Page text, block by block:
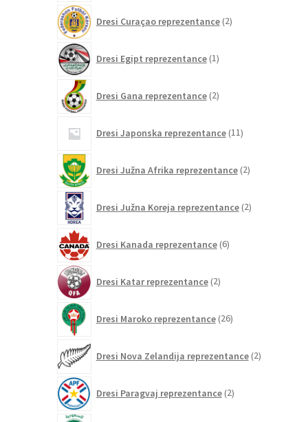
Dresi Curaçao reprezentance 2izdelka
Dresi Egipt reprezentance 1izdelek
Dresi Gana reprezentance 2izdelka
Dresi Japonska reprezentance 11izdelkov
Dresi Južna Afrika reprezentance 2izdelka
Dresi Južna Koreja reprezentance 2izdelka
Dresi Kanada reprezentance 6izdelkov
Dresi Katar reprezentance 2izdelka
Dresi Maroko reprezentance 26izdelkov
Dresi Nova Zelandija reprezentance 2izdelka
Dresi Paragvaj reprezentance 2izdelka